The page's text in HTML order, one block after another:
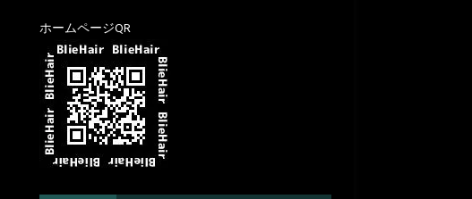
ホームページQR